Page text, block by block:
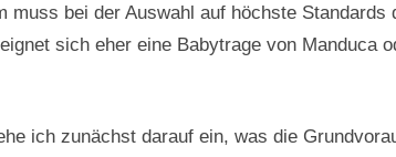
muss bei der Auswahl auf höchste Standards
sich eher eine Babytrage von Manduca
ich zunächst darauf ein, was die